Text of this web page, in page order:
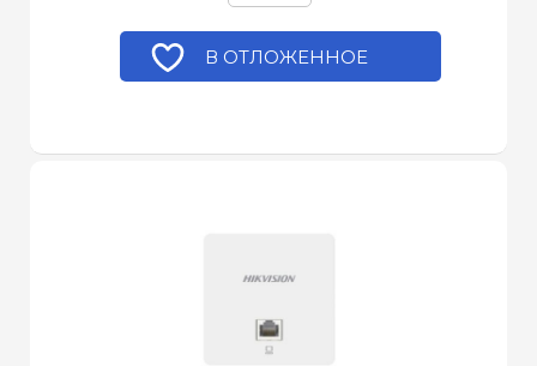
В ОТЛОЖЕННОЕ